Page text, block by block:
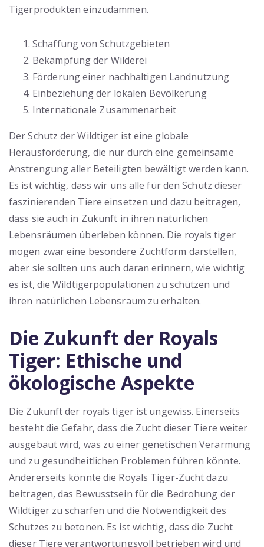
Tigerprodukten einzudämmen.
Schaffung von Schutzgebieten
Bekämpfung der Wilderei
Förderung einer nachhaltigen Landnutzung
Einbeziehung der lokalen Bevölkerung
Internationale Zusammenarbeit
Der Schutz der Wildtiger ist eine globale
Herausforderung, die nur durch eine gemeinsame
Anstrengung aller Beteiligten bewältigt werden kann.
Es ist wichtig, dass wir uns alle für den Schutz dieser
faszinierenden Tiere einsetzen und dazu beitragen,
dass sie auch in Zukunft in ihren natürlichen
Lebensräumen überleben können. Die royals tiger
mögen zwar eine besondere Zuchtform darstellen,
aber sie sollten uns auch daran erinnern, wie wichtig
es ist, die Wildtigerpopulationen zu schützen und
ihren natürlichen Lebensraum zu erhalten.
Die Zukunft der Royals
Tiger: Ethische und
ökologische Aspekte
Die Zukunft der royals tiger ist ungewiss. Einerseits
besteht die Gefahr, dass die Zucht dieser Tiere weiter
ausgebaut wird, was zu einer genetischen Verarmung
und zu gesundheitlichen Problemen führen könnte.
Andererseits könnte die Royals Tiger-Zucht dazu
beitragen, das Bewusstsein für die Bedrohung der
Wildtiger zu schärfen und die Notwendigkeit des
Schutzes zu betonen. Es ist wichtig, dass die Zucht
dieser Tiere verantwortungsvoll betrieben wird und